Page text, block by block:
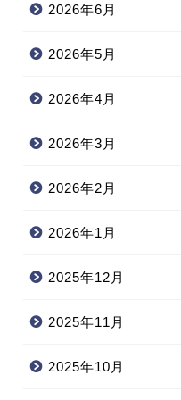
2026年6月
2026年5月
2026年4月
2026年3月
2026年2月
2026年1月
2025年12月
2025年11月
2025年10月